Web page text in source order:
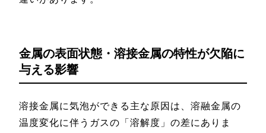
金属の表面状態・溶接金属の特性が欠陥に
与える影響
溶接金属に気泡ができる主な原因は、溶融金属の
温度変化に伴うガスの「溶解度」の差にありま